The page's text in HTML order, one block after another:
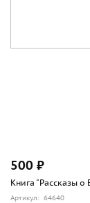
500 ₽
Книга "Рассказы
Артикул: 64640